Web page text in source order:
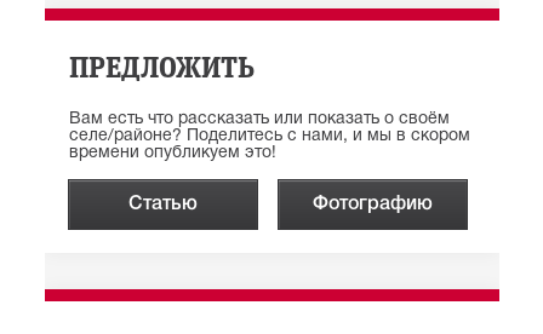
ПРЕДЛОЖИТЬ
Вам есть что рассказать или показать о своём
селе/районе? Поделитесь с нами, и мы в скором
времени опубликуем это!
Статью Фотографию